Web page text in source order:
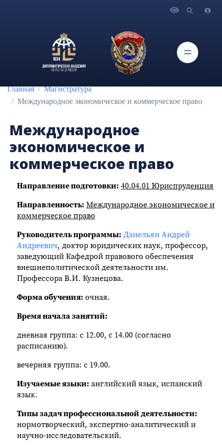
Главная
Магистратура
Международное экономическое и коммерческое право
Международное
экономическое и
коммерческое право
Направление подготовки: 40.04.01 Юриспруденция
Направленность: Международное экономическое и
коммерческое право
Руководитель программы: Данельян Андрей
Андреевич, доктор юридических наук, профессор,
заведующий Кафедрой правового обеспечения
внешнеполитической деятельности им.
Профессора В.И. Кузнецова.
Форма обучения: очная.
Время начала занятий:
дневная группа: с 12.00, с 14.00 (согласно
расписанию).
вечерняя группа: с 19.00.
Изучаемые языки: английский язык, испанский
язык.
Типы задач профессиональной деятельности:
нормотворческий, экспертно-аналитический и
научно-исследовательский.